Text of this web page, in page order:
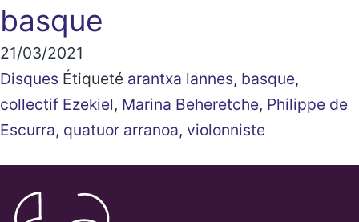
basque
21/03/2021
Disques Étiqueté arantxa lannes, basque,
collectif Ezekiel, Marina Beheretche, Philippe de
Escurra, quatuor arranoa, violonniste